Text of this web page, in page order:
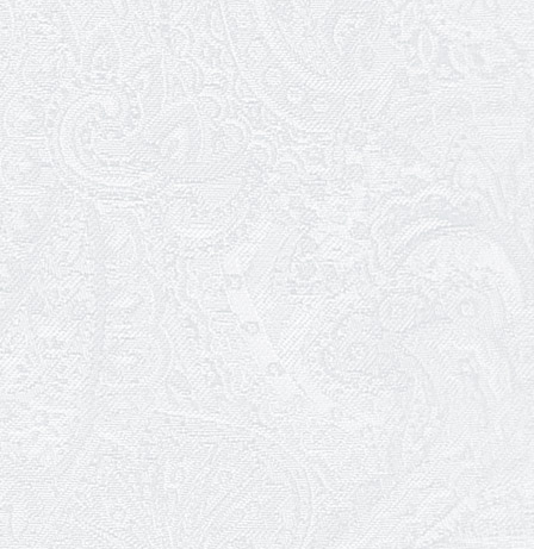
12.05.2026
Ювілей Світлани Коцюренко
10.05.2026
Онлайн-трансляція концерту «Хто
кого?»
09.05.2026
Ювілей Олександра Ланге
08.05.2026
Відновлення мюзиклу «Ханум»
06.05.2026
Вітаємо з прем'єрою у виставі «Два
кольори однієї долі» Катерину Мись!
26.04.2026
З першою прем'єрою 2026 року!
25.04.2026